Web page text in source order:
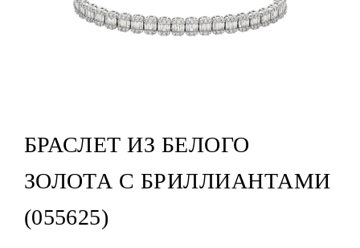
БРАСЛЕТ ИЗ БЕЛОГО
ЗОЛОТА С БРИЛЛИАНТАМИ
(055625)